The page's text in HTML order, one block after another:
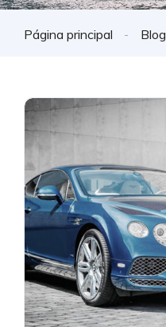
Página principal Blog